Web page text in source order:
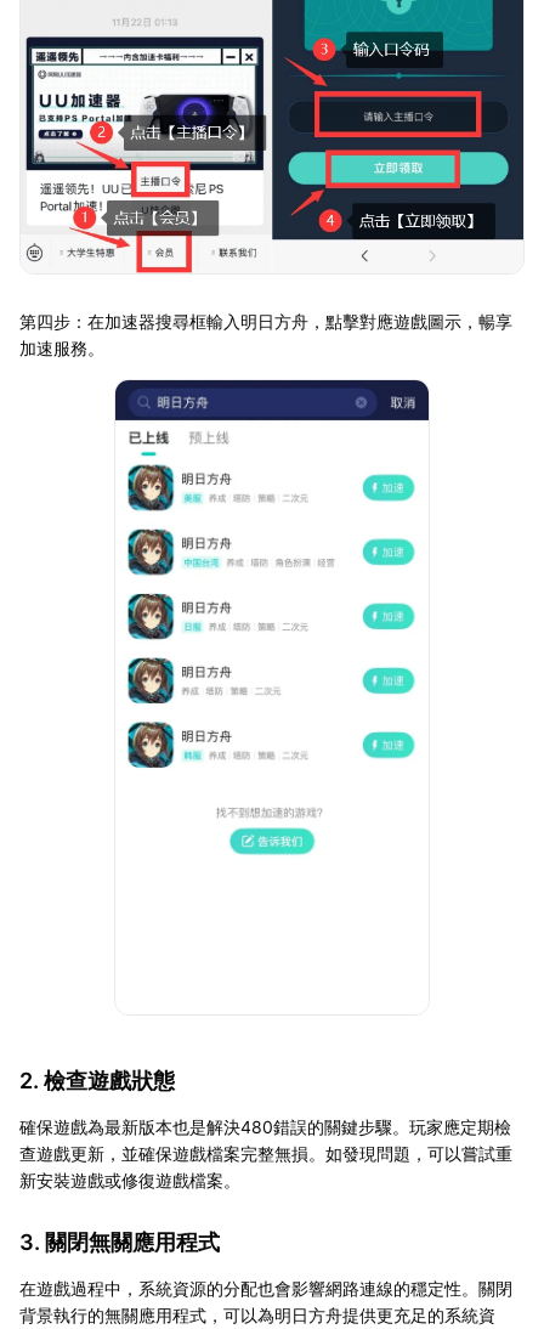
第四步：在加速器搜尋框輸入明日方舟，點擊對應遊戲圖示，暢享
加速服務。
2. 檢查遊戲狀態
確保遊戲為最新版本也是解決480錯誤的關鍵步驟。玩家應定期檢
查遊戲更新，並確保遊戲檔案完整無損。如發現問題，可以嘗試重
新安裝遊戲或修復遊戲檔案。
3. 關閉無關應用程式
在遊戲過程中，系統資源的分配也會影響網路連線的穩定性。關閉
背景執行的無關應用程式，可以為明日方舟提供更充足的系統資